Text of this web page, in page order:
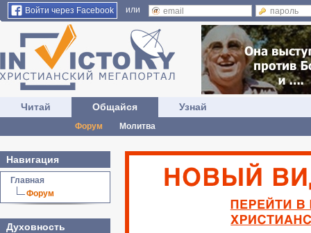
Войти через Facebook или
Читай Общайся
Форум Молитва
Узнай
Навигация
Главная
Форум
Духовность